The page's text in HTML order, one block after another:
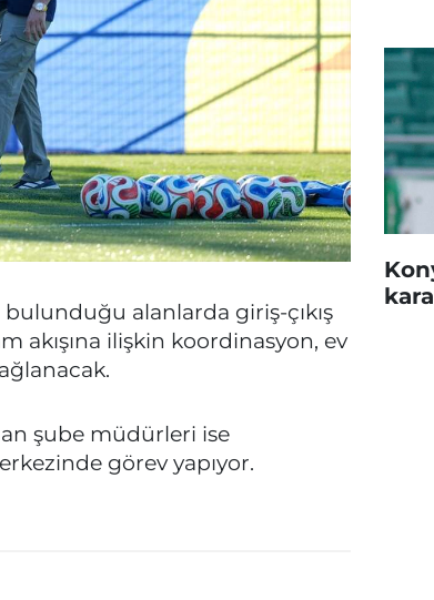
alanlarda giriş-çıkış
akışına ilişkin koordinasyon, ev
şube müdürleri ise
görev yapıyor.